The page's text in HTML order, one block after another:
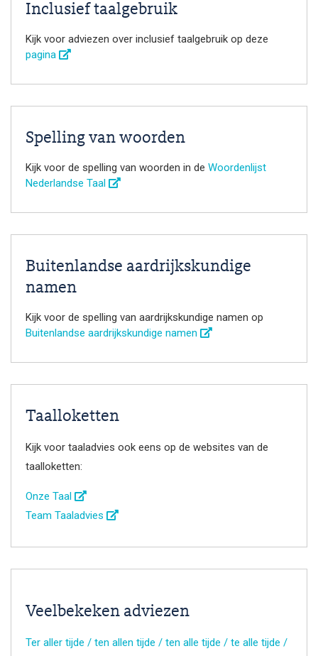
Inclusief taalgebruik
Kijk voor adviezen over inclusief taalgebruik op deze
pagina
Spelling van woorden
Kijk voor de spelling van woorden in de Woordenlijst
Nederlandse Taal
Buitenlandse aardrijkskundige
namen
Kijk voor de spelling van aardrijkskundige namen op
Buitenlandse aardrijkskundige namen
Taalloketten
Kijk voor taaladvies ook eens op de websites van de
taalloketten:
Onze Taal
Team Taaladvies
Veelbekeken adviezen
Ter aller tijde / ten allen tijde / ten alle tijde / te alle tijde /